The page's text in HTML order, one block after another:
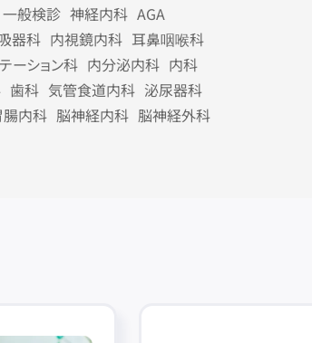
一般検診 神経内科 AGA
器科 内視鏡内科 耳鼻咽喉科
ーション科 内分泌内科 内科
歯科 気管食道内科 泌尿器科
腸内科 脳神経内科 脳神経外科